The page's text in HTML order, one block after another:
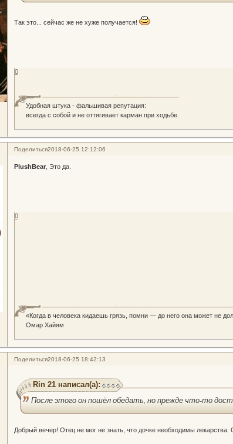
Так это... сейчас же не хуже получается!
Удобная штука - фальшивая репутация:
всегда с собой и не оттягивает карман при ходьбе.
0
Поделиться2018-06-25 12:12:06
PlushBear, Это да.
«Когда в человека кидаешь грязь, помни — до него она может не
Омар Хайям
0
Поделиться2018-06-25 18:42:13
Rin 21 написал(а):
После этого он пошёл обедать, но прежде что-то
Добрый вечер! Отец не мог не знать, что дочке необходимы лекарства.